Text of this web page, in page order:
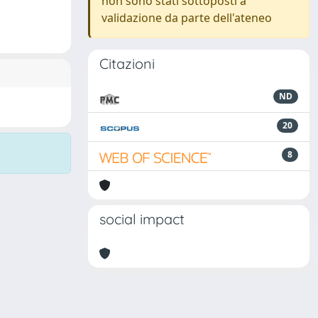
validazione da parte dell'ateneo
Citazioni
ND
20
8
social impact